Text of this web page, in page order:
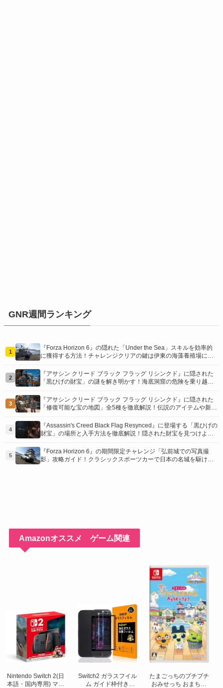
GNR週間ランキング
1
『Forza Horizon 6』の隠れた「Under the Sea」スキルを効率的
に獲得する方法！チャレンジクリアの鍵は伊東の海藻養殖場にあ
2
『アサシン クリード ブラック フラッグ リシンクド』に隠された
「黒ひげの財宝」の謎を解き明かす！海底洞窟の危険を乗り越
3
『アサシン クリード ブラック フラッグ リシンクド』に隠された
「修復可能な宝の地図」全5種を徹底解説！伝説のアイテムや新衣
介！
4
『Assassin's Creed Black Flag Resynced』に登場する「黒ひげの
財宝」の場所と入手方法を徹底解説！隠された財宝を見つけよ
5
『Forza Horizon 6』の期間限定チャレンジ「弘前城での写真撮
影」攻略ガイド！クラシックスポーツカーで日本の名城を駆け巡
Amazonオススメ ゲーム関連
Nintendo Switch 2(日
本語・国内専用) マリ
Switch2 ガラスフイル
ム ガイド枠付き
たまごっちのプチプチ
おみせっち おまちど